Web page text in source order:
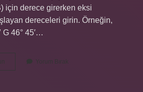
için derece girerken eksi
dereceleri girin. Örneğin,
G 46° 45′…
Koordinat
Yorum Bırak